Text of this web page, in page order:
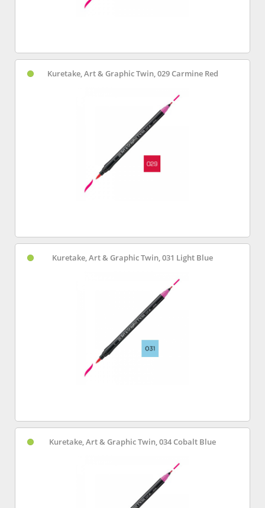
Kuretake, Art & Graphic Twin, 029 Carmine Red
Kuretake, Art & Graphic Twin, 031 Light Blue
Kuretake, Art & Graphic Twin, 034 Cobalt Blue